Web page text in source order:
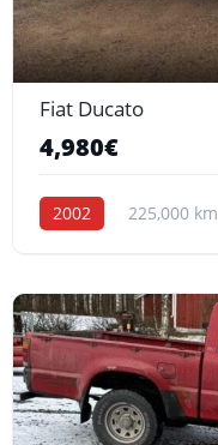
Fiat Ducato
4,980€
2002 225,000 km